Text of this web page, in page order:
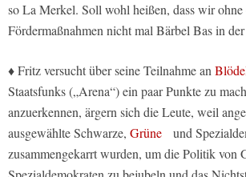
so La Merkel. Soll wohl heißen, dass wir ohne
Fördermaßnahmen nicht mal Bärbel Bas in
♦ Fritz versucht über seine Teilnahme an
Staatsfunks („Arena“) ein paar Punkte zu
anzuerkennen, ärgern sich die Leute, weil
ausgewählte Schwarze, Grüne und
zusammengekarrt wurden, um die Politik von